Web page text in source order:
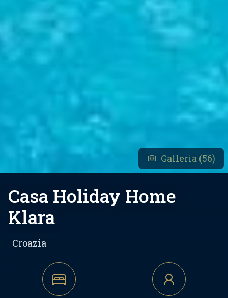
Galleria (56)
Casa Holiday Home
Klara
Croazia